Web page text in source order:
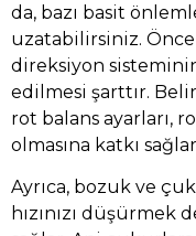
da, bazı basit
uzatabilirsiniz.
direksiyon
edilmesi şarttır.
rot balans ayarları,
olmasına katkı
Ayrıca, bozuk ve
hızınızı düşürmek